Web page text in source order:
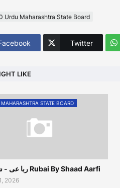
Urdu Maharashtra State Board
Twitter
LIKE
STATE BOARD
ربا عی - شاد عارفی Rubai By Shaad Aarfi
2026